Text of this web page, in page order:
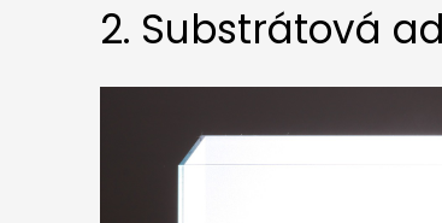
2. Substrátová